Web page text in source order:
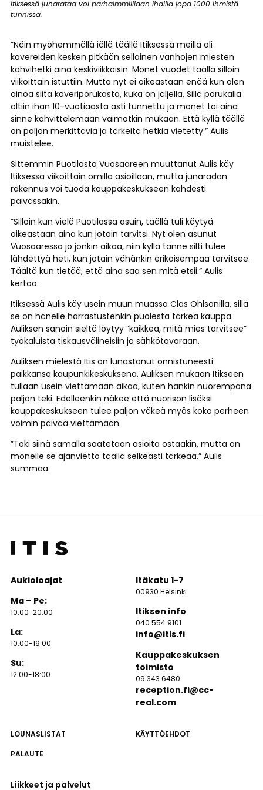
Itiksessä junarataa voi parhaimmilllaan ihailla jopa 1000 ihmistä
tunnissa.
”Näin myöhemmällä iällä täällä Itiksessä meillä oli
kavereiden kesken pitkään sellainen vanhojen miesten
kahvihetki aina keskiviikkoisin. Monet vuodet täällä silloin
viikoittain istuttiin. Mutta nyt ei oikeastaan enää kun olen
ainoa siitä kaveriporukasta, kuka on jäljellä. Sillä porukalla
oltiin ihan 10-vuotiaasta asti tunnettu ja monet toi aina
sinne kahvittelemaan vaimotkin mukaan. Että kyllä täällä
on paljon merkittäviä ja tärkeitä hetkiä vietetty.” Aulis
muistelee.
Sittemmin Puotilasta Vuosaareen muuttanut Aulis käy
Itiksessä viikoittain omilla asioillaan, mutta junaradan
rakennus voi tuoda kauppakeskukseen kahdesti
päivässäkin.
”Silloin kun vielä Puotilassa asuin, täällä tuli käytyä
oikeastaan aina kun jotain tarvitsi. Nyt olen asunut
Vuosaaressa jo jonkin aikaa, niin kyllä tänne silti tulee
lähdettyä heti, kun jotain vähänkin erikoisempaa tarvitsee.
Täältä kun tietää, että aina saa sen mitä etsii.” Aulis
kertoo.
Itiksessä Aulis käy usein muun muassa Clas Ohlsonilla, sillä
se on hänelle harrastustenkin puolesta tärkeä kauppa.
Auliksen sanoin sieltä löytyy ”kaikkea, mitä mies tarvitsee”
työkaluista tiskausvälineisiin ja sähkötavaraan.
Auliksen mielestä Itis on lunastanut onnistuneesti
paikkansa kaupunkikeskuksena. Auliksen mukaan Itikseen
tullaan usein viettämään aikaa, kuten hänkin nuorempana
paljon teki. Edelleenkin näkee että nuorison lisäksi
kauppakeskukseen tulee paljon väkeä myös koko perheen
voimin päivää viettämään.
”Toki siinä samalla saatetaan asioita ostaakin, mutta on
monelle se ajanvietto täällä selkeästi tärkeää.” Aulis
summaa.
LOUNASLISTAT
KÄYTTÖEHDOT
PALAUTE
Liikkeet ja palvelut
Aukioloajat
Ma – Pe:
10:00-20:00
La:
10:00-19:00
Su:
12:00-18:00
Itäkatu 1-7
00930 Helsinki
Itiksen info
040 554 9101
info@itis.fi
Kauppakeskuksen
toimisto
09 343 6480
reception.fi@cc-
real.com